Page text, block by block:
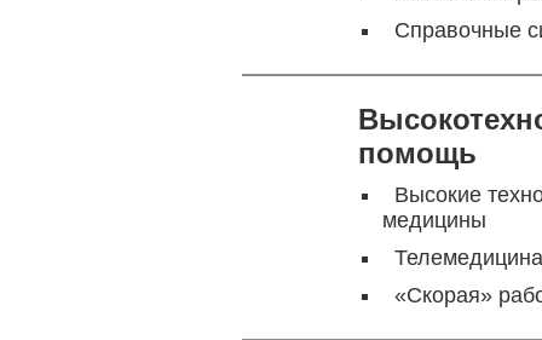
Справочные
помощь
Высокие
медицины
«Скорая»